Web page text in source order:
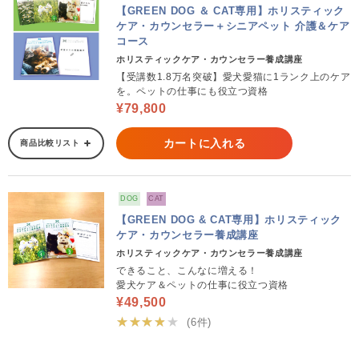
【GREEN DOG ＆ CAT専用】ホリスティック
ケア・カウンセラー＋シニアペット 介護＆ケア
コース
ホリスティックケア・カウンセラー養成講座
【受講数1.8万名突破】愛犬愛猫に1ランク上のケア
を。ペットの仕事にも役立つ資格
¥79,800
商品比較リスト カートに入れる
DOG CAT
【GREEN DOG & CAT専用】ホリスティック
ケア・カウンセラー養成講座
ホリスティックケア・カウンセラー養成講座
できること、こんなに増える！
愛犬ケア＆ペットの仕事に役立つ資格
¥49,500
★★★★★
(6件)